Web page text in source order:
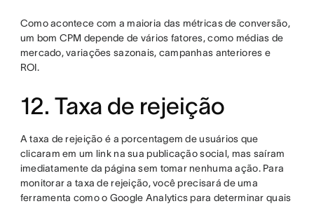
Como acontece com a maioria das métricas de conversão,
um bom CPM depende de vários fatores, como médias de
mercado, variações sazonais, campanhas anteriores e
ROI.
12. Taxa de rejeição
A taxa de rejeição é a porcentagem de usuários que
clicaram em um link na sua publicação social, mas saíram
imediatamente da página sem tomar nenhuma ação. Para
monitorar a taxa de rejeição, você precisará de uma
ferramenta como o Google Analytics para determinar quais